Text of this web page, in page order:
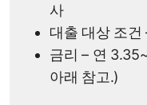
사
대출 대상 조건
금리 – 연
아래 참고.)